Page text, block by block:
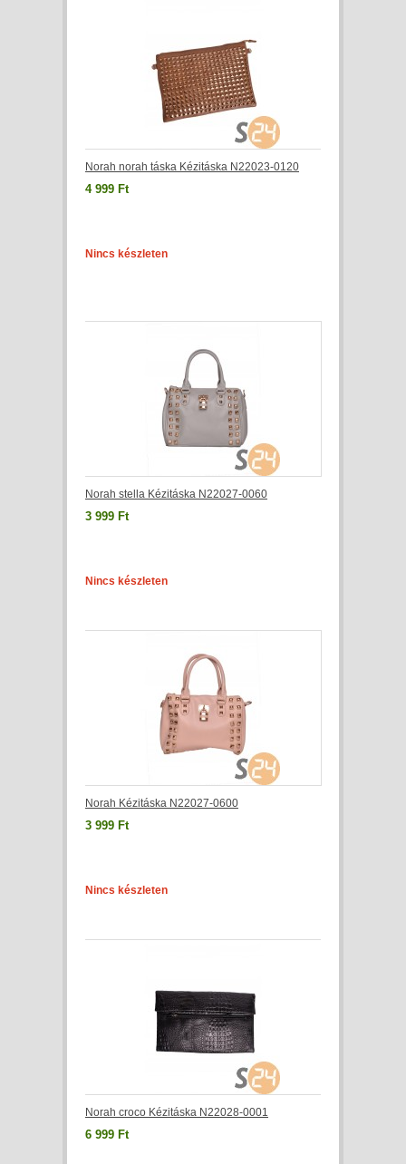
Norah norah táska Kézitáska N22023-0120
4 999 Ft
Nincs készleten
Norah stella Kézitáska N22027-0060
3 999 Ft
Nincs készleten
Norah Kézitáska N22027-0600
3 999 Ft
Nincs készleten
Norah croco Kézitáska N22028-0001
6 999 Ft